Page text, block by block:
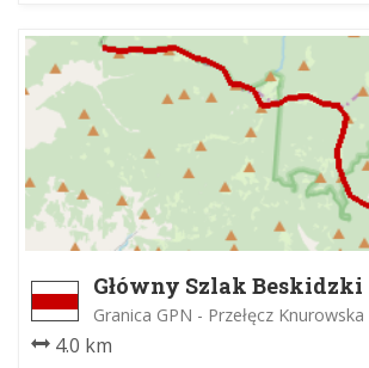
Główny Szlak Beskidzki
Granica GPN - Przełęcz Knurowska
4.0 km